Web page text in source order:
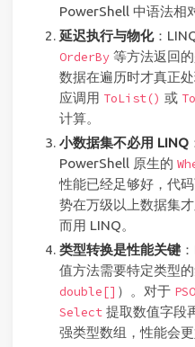
PowerShell 中语法相
延迟执行与物化：
OrderBy等方法返回
数据在遍历时才真正
应调用 ToList() 或
计算。
小数据集不必用 LINQ
PowerShell 原生的
性能已经足够好，代
势在万级以上数据集
而用 LINQ。
类型转换是性能关键
值方法需要特定类型
double[] ）。对于
Select提取数值字段
强类型数组，性能会更